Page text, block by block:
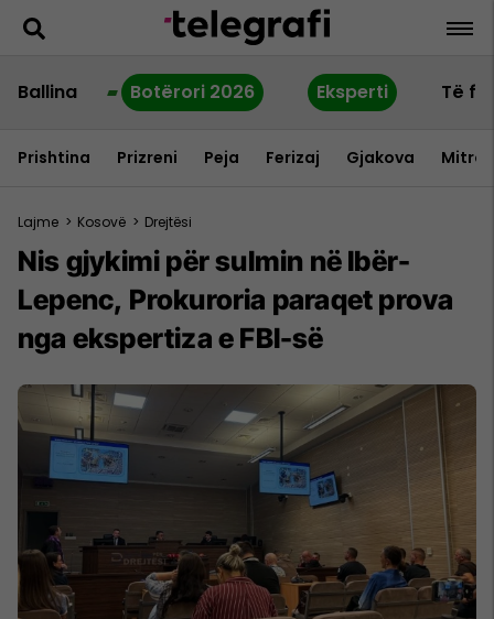
Ballina Botërori 2026 Eksperti Të
Prishtina Prizreni Peja Ferizaj Gjakova
Lajme > Kosovë > Drejtësi
Nis gjykimi për sulmin në Ibër-
Lepenc, Prokuroria paraqet prova
nga ekspertiza e FBI-së